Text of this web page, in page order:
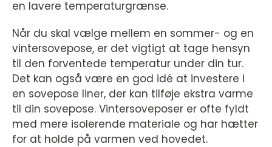
en lavere temperaturgrænse.
Når du skal vælge mellem en sommer- og en
vintersovepose, er det vigtigt at tage hensyn
til den forventede temperatur under din tur.
Det kan også være en god idé at investere i
en sovepose liner, der kan tilføje ekstra varme
til din sovepose. Vintersoveposer er ofte fyldt
med mere isolerende materiale og har hætter
for at holde på varmen ved hovedet.